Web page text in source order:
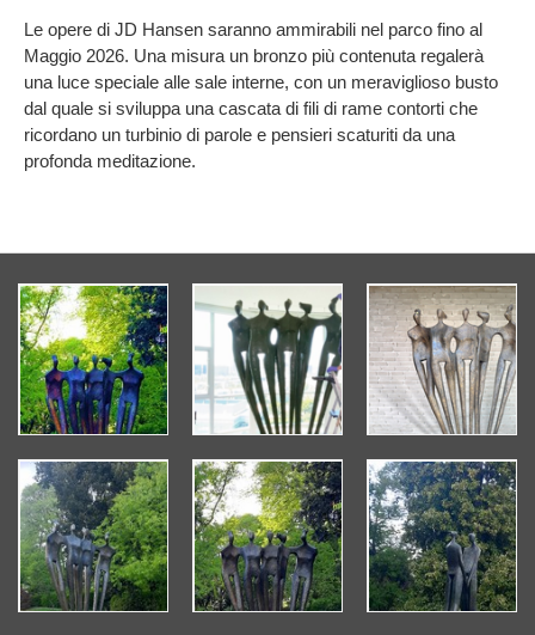
Le opere di JD Hansen saranno ammirabili nel parco fino al
Maggio 2026. Una misura un bronzo più contenuta regalerà
una luce speciale alle sale interne, con un meraviglioso busto
dal quale si sviluppa una cascata di fili di rame contorti che
ricordano un turbinio di parole e pensieri scaturiti da una
profonda meditazione.